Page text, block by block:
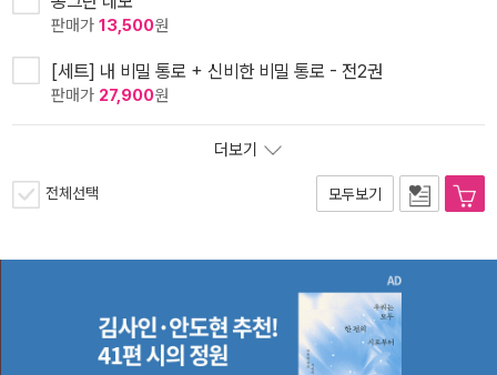
판매가 13,500원
[세트] 내 비밀 통로 + 신비한 비밀 통로 - 전2권
판매가 27,900원
더보기
전체선택 모두보기